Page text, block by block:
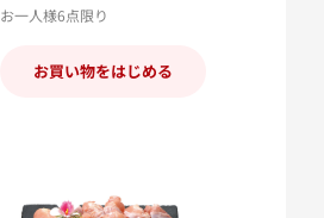
お一人様6点限り
お買い物をはじめる